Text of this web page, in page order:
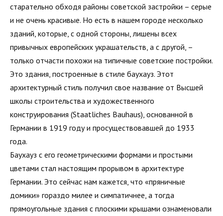
старательно обходя районы советской застройки – серые
и не очень красивые. Но есть в нашем городе несколько
зданий, которые, с одной стороны, лишены всех
привычных европейских украшательств, а с другой, –
только отчасти похожи на типичные советские постройки.
Это здания, построенные в стиле баухауз. Этот
архитектурный стиль получил свое название от Высшей
школы строительства и художественного
конструирования (Staatliches Bauhaus), основанной в
Германии в 1919 году и просуществовавшей до 1933
года.
Баухауз с его геометрическими формами и простыми
цветами стал настоящим прорывом в архитектуре
Германии. Это сейчас нам кажется, что «пряничные
домики» гораздо милее и симпатичнее, а тогда
прямоугольные здания с плоскими крышами ознаменовали